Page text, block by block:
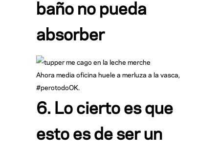
baño no pueda
absorber
Ahora media oficina huele a merluza a la vasca,
#perotodoOK.
6. Lo cierto es que
esto es de ser un